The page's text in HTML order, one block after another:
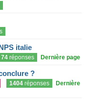
italie
74 réponses Dernière page
?
1404 réponses
Dernière